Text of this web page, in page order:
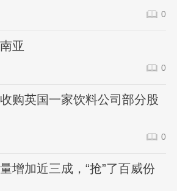
0
亚
0
购英国一家饮料公司部分股
0
增加近三成，“抢”了百威份